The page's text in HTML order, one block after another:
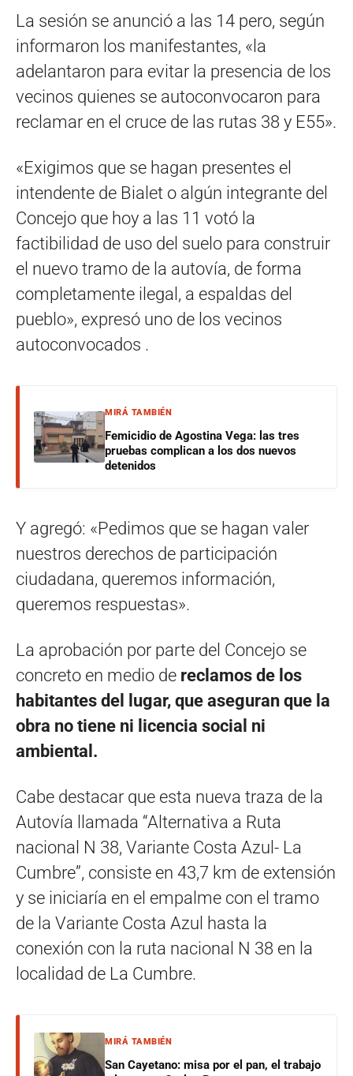
La sesión se anunció a las 14 pero, según
informaron los manifestantes, «la
adelantaron para evitar la presencia de los
vecinos quienes se autoconvocaron para
reclamar en el cruce de las rutas 38 y E55».
«Exigimos que se hagan presentes el
intendente de Bialet o algún integrante del
Concejo que hoy a las 11 votó la
factibilidad de uso del suelo para construir
el nuevo tramo de la autovía, de forma
completamente ilegal, a espaldas del
pueblo», expresó uno de los vecinos
autoconvocados .
MIRÁ TAMBIÉN
Femicidio de Agostina Vega: las tres
pruebas complican a los dos nuevos
detenidos
Y agregó: «Pedimos que se hagan valer
nuestros derechos de participación
ciudadana, queremos información,
queremos respuestas».
La aprobación por parte del Concejo se
concreto en medio de reclamos de los
habitantes del lugar, que aseguran que la
obra no tiene ni licencia social ni
ambiental.
Cabe destacar que esta nueva traza de la
Autovía llamada “Alternativa a Ruta
nacional N 38, Variante Costa Azul- La
Cumbre”, consiste en 43,7 km de extensión
y se iniciaría en el empalme con el tramo
de la Variante Costa Azul hasta la
conexión con la ruta nacional N 38 en la
localidad de La Cumbre.
MIRÁ TAMBIÉN
San Cayetano: misa por el pan, el trabajo